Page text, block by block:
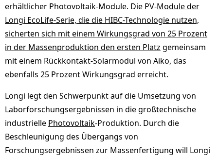
erhältlicher Photovoltaik-Module. Die PV-Module der
Longi EcoLife-Serie, die die HIBC-Technologie nutzen,
sicherten sich mit einem Wirkungsgrad von 25 Prozent
in der Massenproduktion den ersten Platz gemeinsam
mit einem Rückkontakt-Solarmodul von Aiko, das
ebenfalls 25 Prozent Wirkungsgrad erreicht.
Longi legt den Schwerpunkt auf die Umsetzung von
Laborforschungsergebnissen in die großtechnische
industrielle Photovoltaik-Produktion. Durch die
Beschleunigung des Übergangs von
Forschungsergebnissen zur Massenfertigung will Longi